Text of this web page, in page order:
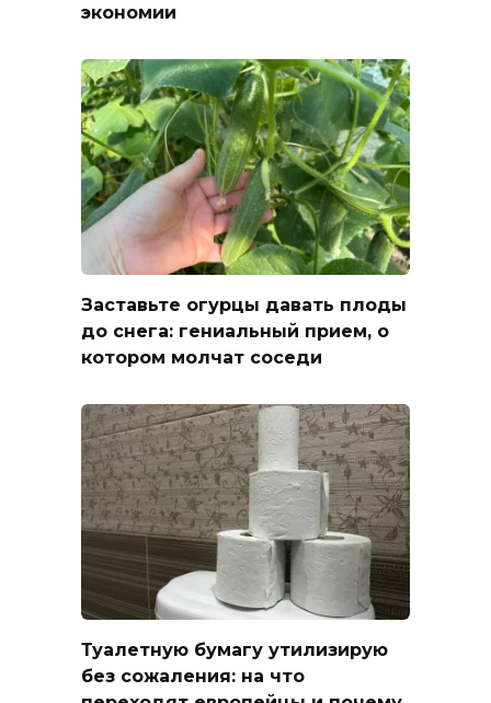
экономии
Заставьте огурцы давать плоды
до снега: гениальный прием, о
котором молчат соседи
Туалетную бумагу утилизирую
без сожаления: на что